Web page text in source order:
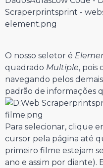
O nosso seletor é
quadrado Multiple, pois
navegando pelos
padrão de informações
Para selecionar, clique
cursor pela página até
primeiro filme estejam
ano e assim por diante).